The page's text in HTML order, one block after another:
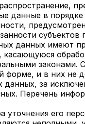
данные в
субъектов
данных имеют
законами.
форме, и в них не
данных, за
Перечень
уточнения его